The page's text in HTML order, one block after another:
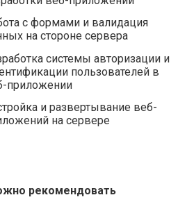
с формами и валидация
на стороне сервера
системы авторизации и
пользователей в
приложении
и развертывание веб-
на сервере
рекомендовать